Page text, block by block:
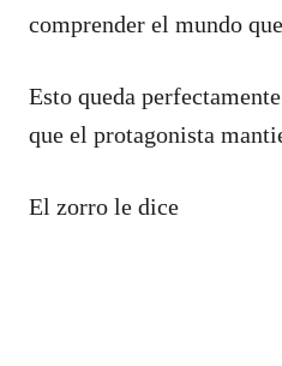
comprender el mundo
Esto queda
que el protagonista
El zorro le dice